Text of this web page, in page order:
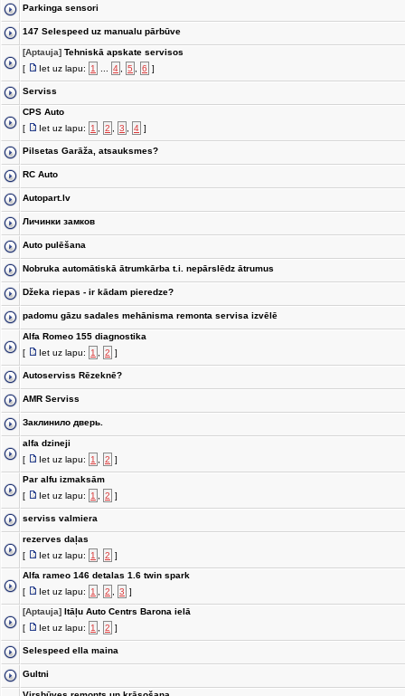
Parkinga sensori
147 Selespeed uz manualu pārbūve
[Aptauja] Tehniskā apskate servisos
[
Iet uz lapu: 1 4 5 6 ]
Serviss
CPS Auto
[
Iet uz lapu: 1 2 3 4 ]
Pilsetas Garāža, atsauksmes?
RC Auto
Autopart.lv
Личинки замков
Auto pulēšana
Nobruka automātiskā ātrumkārba t.i. nepārslēdz ātrumus
Džeka riepas - ir kādam pieredze?
padomu gāzu sadales mehānisma remonta servisa izvēlē
Alfa Romeo 155 diagnostika
[
Iet uz lapu: 1 2 ]
Autoserviss Rēzeknē?
AMR Serviss
Заклинило дверь.
alfa dzineji
[
Iet uz lapu: 1 2 ]
Par alfu izmaksām
[
Iet uz lapu: 1 2 ]
serviss valmiera
rezerves daļas
[
Iet uz lapu: 1 2 ]
Alfa rameo 146 detalas 1.6 twin spark
[
Iet uz lapu: 1 2 3 ]
[Aptauja] Itāļu Auto Centrs Barona ielā
[
Iet uz lapu: 1 2 ]
Selespeed ella maina
Gultni